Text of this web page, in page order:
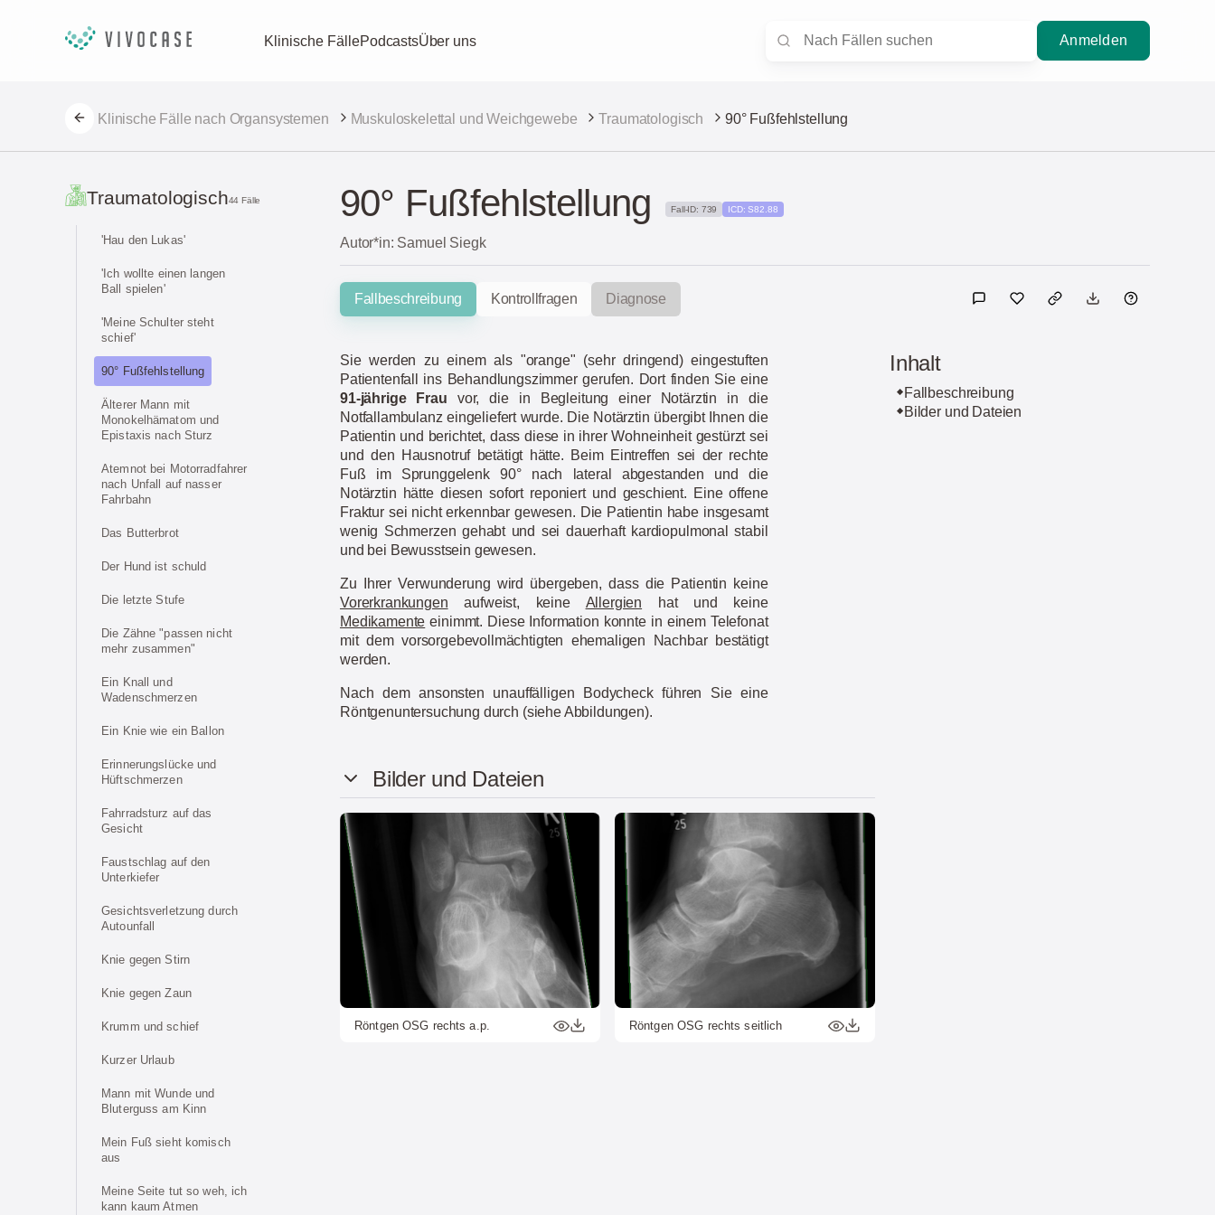
Klinische FällePodcastsÜber uns Anmelden
Klinische Fälle nach Organsystemen Muskuloskelettal und Weichgewebe Traumatologisch 90° Fußfehlstellung
Traumatologisch44 Fälle
'Hau den Lukas'
'Ich wollte einen langen
Ball spielen'
'Meine Schulter steht
schief'
90° Fußfehlstellung
Älterer Mann mit
Monokelhämatom und
Epistaxis nach Sturz
Atemnot bei Motorradfahrer
nach Unfall auf nasser
Fahrbahn
Das Butterbrot
Der Hund ist schuld
Die letzte Stufe
Die Zähne "passen nicht
mehr zusammen"
Ein Knall und
Wadenschmerzen
Ein Knie wie ein Ballon
Erinnerungslücke und
Hüftschmerzen
Fahrradsturz auf das
Gesicht
Faustschlag auf den
Unterkiefer
Gesichtsverletzung durch
Autounfall
Knie gegen Stirn
Knie gegen Zaun
Krumm und schief
Kurzer Urlaub
Mann mit Wunde und
Bluterguss am Kinn
Mein Fuß sieht komisch
aus
Meine Seite tut so weh, ich
kann kaum Atmen
90° Fußfehlstellung Fall-ID: 739 ICD: S82.88
Autor*in: Samuel Siegk
Fallbeschreibung Kontrollfragen Diagnose
Sie werden zu einem als "orange" (sehr dringend) eingestuften
Patientenfall ins Behandlungszimmer gerufen. Dort finden Sie eine
91-jährige Frau vor, die in Begleitung einer Notärztin in die
Notfallambulanz eingeliefert wurde. Die Notärztin übergibt Ihnen die
Patientin und berichtet, dass diese in ihrer Wohneinheit gestürzt sei
und den Hausnotruf betätigt hätte. Beim Eintreffen sei der rechte
Fuß im Sprunggelenk 90° nach lateral abgestanden und die
Notärztin hätte diesen sofort reponiert und geschient. Eine offene
Fraktur sei nicht erkennbar gewesen. Die Patientin habe insgesamt
wenig Schmerzen gehabt und sei dauerhaft kardiopulmonal stabil
und bei Bewusstsein gewesen.
Zu Ihrer Verwunderung wird übergeben, dass die Patientin keine
Vorerkrankungen aufweist, keine Allergien hat und keine
Medikamente einimmt. Diese Information konnte in einem Telefonat
mit dem vorsorgebevollmächtigten ehemaligen Nachbar bestätigt
werden.
Nach dem ansonsten unauffälligen Bodycheck führen Sie eine
Röntgenuntersuchung durch (siehe Abbildungen).
Bilder und Dateien
Röntgen OSG rechts a.p. Röntgen OSG rechts seitlich
Inhalt
Fallbeschreibung
Bilder und Dateien